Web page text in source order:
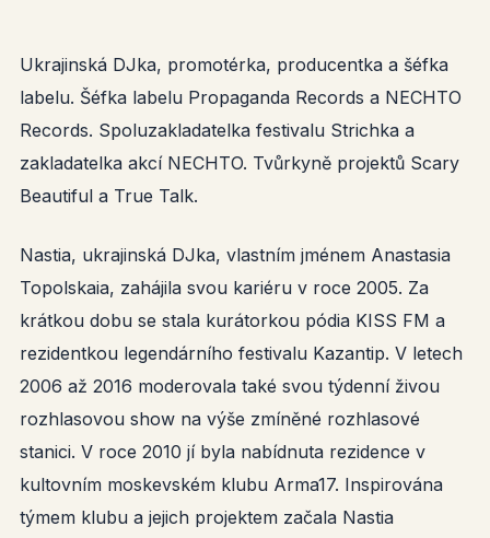
Ukrajinská DJka, promotérka, producentka a šéfka
labelu. Šéfka labelu Propaganda Records a NECHTO
Records. Spoluzakladatelka festivalu Strichka a
zakladatelka akcí NECHTO. Tvůrkyně projektů Scary
Beautiful a True Talk.
Nastia, ukrajinská DJka, vlastním jménem Anastasia
Topolskaia, zahájila svou kariéru v roce 2005. Za
krátkou dobu se stala kurátorkou pódia KISS FM a
rezidentkou legendárního festivalu Kazantip. V letech
2006 až 2016 moderovala také svou týdenní živou
rozhlasovou show na výše zmíněné rozhlasové
stanici. V roce 2010 jí byla nabídnuta rezidence v
kultovním moskevském klubu Arma17. Inspirována
týmem klubu a jejich projektem začala Nastia